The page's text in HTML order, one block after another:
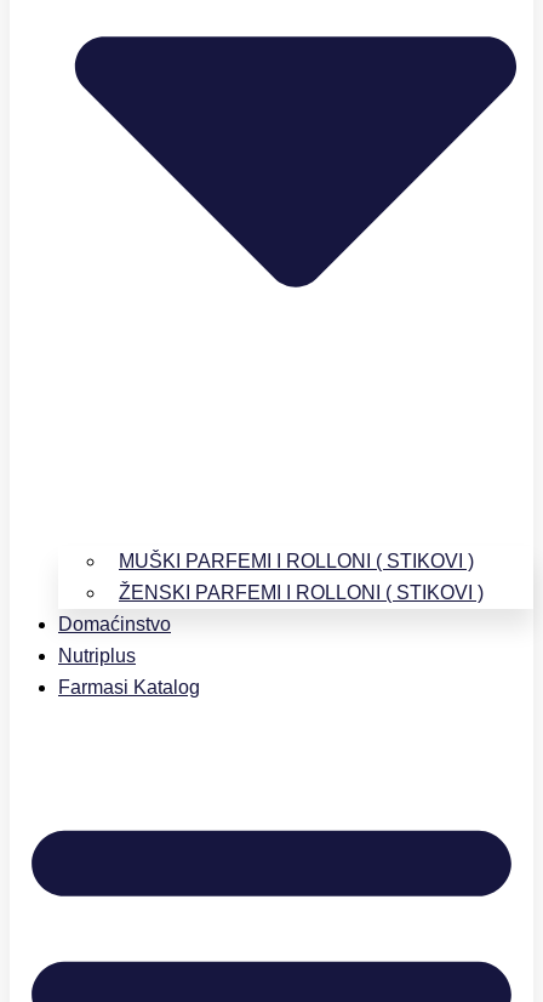
MUŠKI PARFEMI I ROLLONI ( STIKOVI )
ŽENSKI PARFEMI I ROLLONI ( STIKOVI )
Domaćinstvo
Nutriplus
Farmasi Katalog